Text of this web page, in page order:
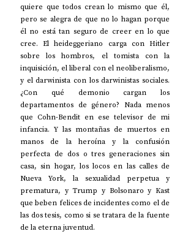
quiere que todos crean lo mismo que él,
pero se alegra de que no lo hagan porque
él no está tan seguro de creer en lo que
cree. El heideggeriano carga con Hitler
sobre los hombros, el tomista con la
inquisición, el liberal con el neoliberalismo,
y el darwinista con los darwinistas sociales.
¿Con qué demonio cargan los
departamentos de género? Nada menos
que Cohn-Bendit en ese televisor de mi
infancia. Y las montañas de muertos en
manos de la heroína y la confusión
perfecta de dos o tres generaciones sin
casa, sin hogar, los locos en las calles de
Nueva York, la sexualidad perpetua y
prematura, y Trump y Bolsonaro y Kast
que beben felices de incidentes como el de
las dos tesis, como si se tratara de la fuente
de la eterna juventud.